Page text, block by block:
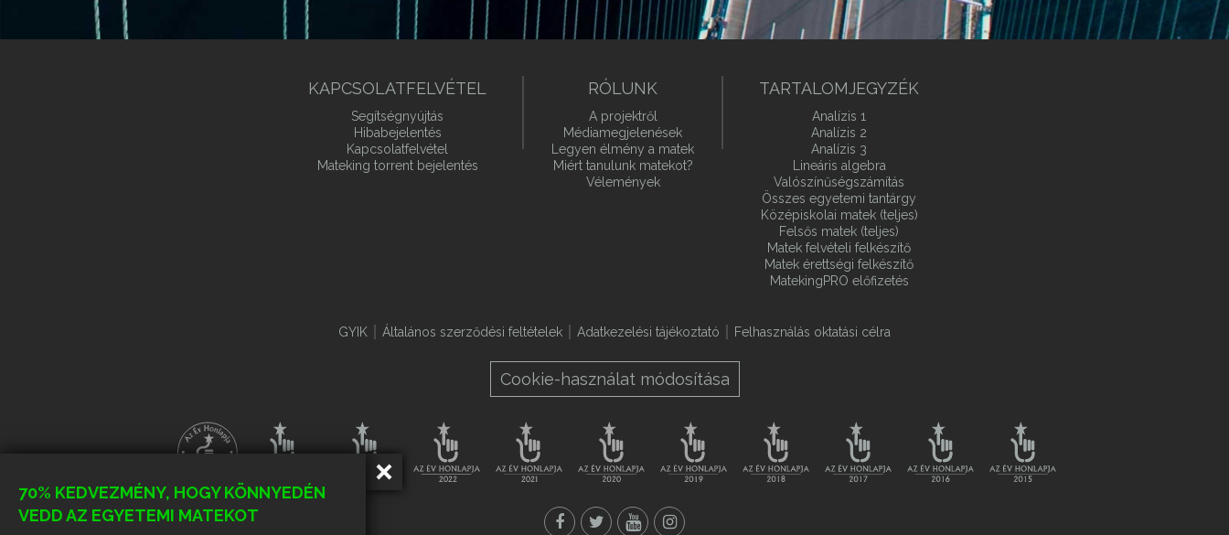
70% KEDVEZMÉNY, HOGY KÖNNYEDÉN
VEDD AZ EGYETEMI MATEKOT
KAPCSOLATFELVÉTEL
Segítségnyújtás
Hibabejelentés
Kapcsolatfelvétel
Mateking torrent bejelentés
RÓLUNK
A projektről
Médiamegjelenések
Legyen élmény a matek
Miért tanulunk matekot?
Vélemények
TARTALOMJEGYZÉK
Analízis 1
Analízis 2
Analízis 3
Lineáris algebra
Valószínűségszámítás
Összes egyetemi tantárgy
Középiskolai matek (teljes)
Felsős matek (teljes)
Matek felvételi felkészítő
Matek érettségi felkészítő
MatekingPRO előfizetés
GYIK Általános szerződési feltételek Adatkezelési tájékoztató Felhasználás oktatási célra
Cookie-használat módosítása